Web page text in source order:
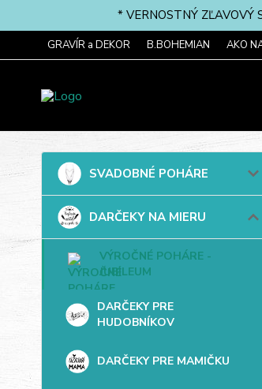
* VERNOSTNÝ
GRAVÍR a DEKOR B.BOHEMIAN AKO
SVADOBNÉ POHÁRE
DARČEKY NA MIERU
VÝROČNÉ POHÁRE -
JUBILEUM
DARČEKY PRE
HUDOBNÍKOV
DARČEKY PRE MAMIČKU